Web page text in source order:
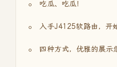
吃瓜、吃瓜！
入手J4125软路由，开
四种方式，优雅的展示